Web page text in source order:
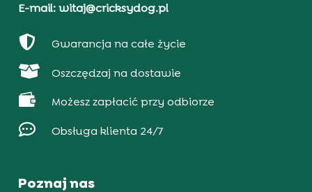
E-mail: witaj@cricksydog.pl
 Gwarancja na całe życie
 Oszczędzaj na dostawie
 Możesz zapłacić przy odbiorze
 Obsługa klienta 24/7
Poznaj nas